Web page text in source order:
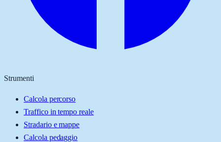
Strumenti
Calcola percorso
Traffico in tempo reale
Stradario e mappe
Calcola pedaggio